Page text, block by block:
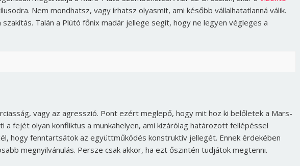
Nem mondhatsz, vagy írhatsz olyasmit, ami később vállalhatatlanná válik.
Talán a Plútó főnix madár jellege segít, hogy ne legyen végleges a
vagy az agresszió. Pont ezért meglepő, hogy mit hoz ki belőletek a Mars-
a fejét olyan konfliktus a munkahelyen, ami kizárólag határozott fellépéssel
hogy fenntartsátok az együttműködés konstruktív jellegét. Ennek érdekében
megnyilvánulás. Persze csak akkor, ha ezt őszintén tudjátok megtenni.
Mégse Bejelentkezés